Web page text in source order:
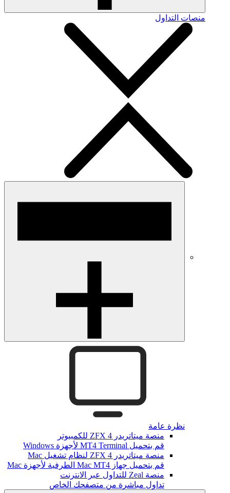
منصات التداول
نظرة عامة
منصة ميتاتريدر ZFX 4 للكمبيوتر
قم بتحميل MT4 Terminal لأجهزة Windows
منصة ميتاتريدر ZFX 4 لنظام تشغيل Mac
قم بتحميل جهاز Mac MT4 الطرفية لأجهزة Mac
منصة Zeal للتداول عبر الانترنت
تداول مباشرة من متصفحك الخاص